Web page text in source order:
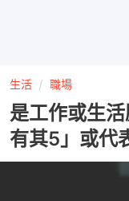
生活 職場
是工作或生
有其5」或代